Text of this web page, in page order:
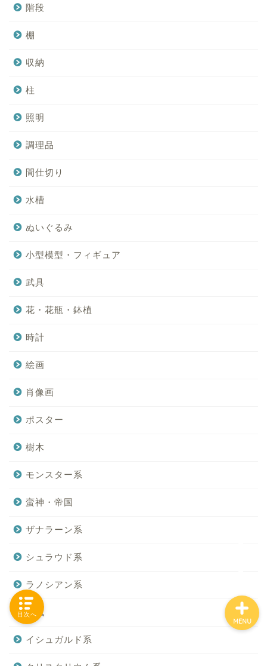
階段
棚
収納
柱
照明
調理品
間仕切り
水槽
ぬいぐるみ
小型模型・フィギュア
武具
花・花瓶・鉢植
時計
絵画
肖像画
ポスター
樹木
モンスター系
蛮神・帝国
ザナラーン系
シュラウド系
ラノシアン系
和風
イシュガルド系
MENU
目次へ